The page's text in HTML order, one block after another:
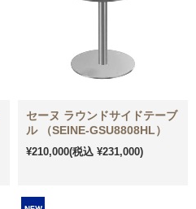
セーヌ ラウンドサイドテーブ
ル （SEINE-GSU8808HL）
¥210,000(税込 ¥231,000)